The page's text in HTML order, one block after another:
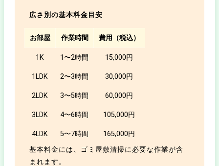
広さ別の基本料金目安
お部屋 作業時間 費用（税込）
1K 1〜2時間 15,000円
1LDK 2〜3時間 30,000円
2LDK 3〜5時間 60,000円
3LDK 4〜6時間 105,000円
4LDK 5〜7時間 165,000円
基本料金には、ゴミ屋敷清掃に必要な作業が含
まれます。